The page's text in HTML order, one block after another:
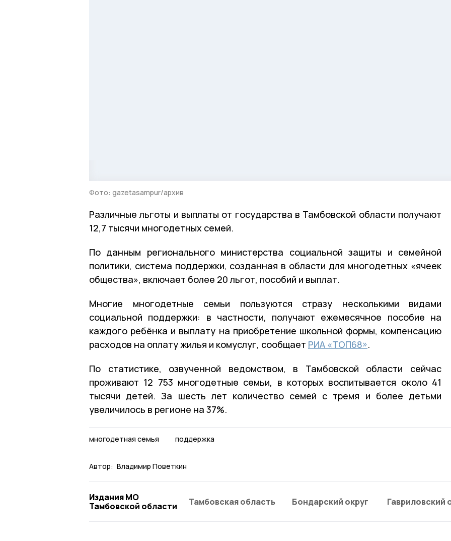
Фото: gazetasampur/архив
Различные льготы и выплаты от государства в Тамбовской области получают
12,7 тысячи многодетных семей.
По данным регионального министерства социальной защиты и семейной
политики, система поддержки, созданная в области для многодетных «ячеек
общества», включает более 20 льгот, пособий и выплат.
Многие многодетные семьи пользуются стразу несколькими видами
социальной поддержки: в частности, получают ежемесячное пособие на
каждого ребёнка и выплату на приобретение школьной формы, компенсацию
расходов на оплату жилья и комуслуг, сообщает РИА «ТОП68».
По статистике, озвученной ведомством, в Тамбовской области сейчас
проживают 12 753 многодетные семьи, в которых воспитывается около 41
тысячи детей. За шесть лет количество семей с тремя и более детьми
увеличилось в регионе на 37%.
многодетная семья поддержка
Автор: Владимир Поветкин
Издания МО
Тамбовской области
Тамбовская область Бондарский округ Гавриловский